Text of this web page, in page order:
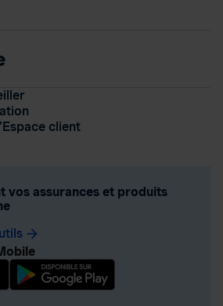
client
vos assurances et produits
arrow_forward